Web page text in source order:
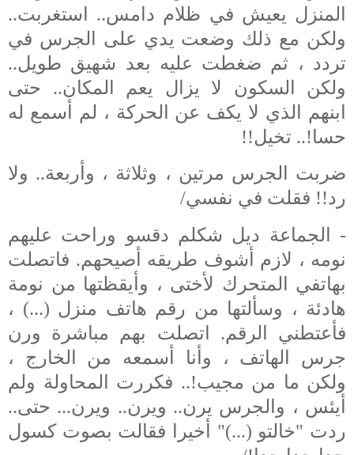
المنزل يعيش في ظلام دامس.. استغربت..
ولكن مع ذلك وضعت يدي على الجرس في
تردد ، ثم ضغطت عليه بعد شهيق طويل..
ولكن السكون لا يزال يعم المكان.. حتى
ابنهم الذي لا يكف عن الحركة ، لم أسمع له
حسا!.. تخيل!!
ضربت الجرس مرتين ، وثلاثة ، وأربعة.. ولا
رد!! فقلت في نفسي/
- الجماعة ديل شكلم دقسو وراحت عليهم
نومه ، لازم أشوف طريقه أصيحهم. فاتصلت
بهاتفي المتحرك لأختى ، وأيقظتها من نومة
هادئة ، وسألتها من رقم هاتف منزل (...) ،
فأعتطني الرقم. اتصلت بهم مباشرة ورن
جرس الهاتف ، وأنا أسمعه من الخارج ،
ولكن ما من مجيب!.. فكررت المحاولة ولم
أيئس ، والجرس يرن.. ويرن.. ويرن... حتى..
ردت "خالتو (...)" أخيرا فقالت بصوت كسول